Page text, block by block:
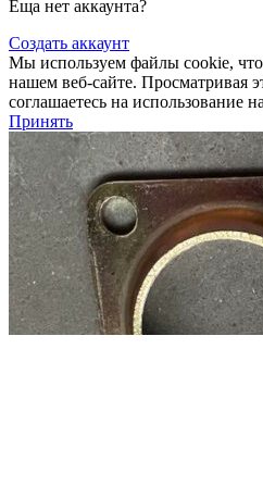
Еща нет аккаунта?
Создать аккаунт
Мы используем файлы cookie,
нашем веб-сайте. Просматривая
соглашаетесь на использование
Принять